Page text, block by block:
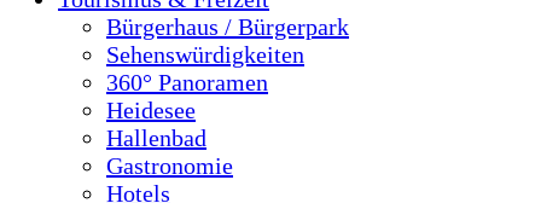
Bürgerhaus / Bürgerpark
Sehenswürdigkeiten
360° Panoramen
Heidesee
Hallenbad
Gastronomie
Hotels